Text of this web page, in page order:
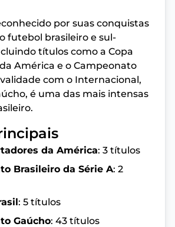
por suas conquistas
futebol brasileiro e sul-
títulos como a Copa
América e o Campeonato
com o Internacional,
é uma das mais intensas
da América: 3 títulos
Brasileiro da Série A: 2
: 5 títulos
Gaúcho: 43 títulos